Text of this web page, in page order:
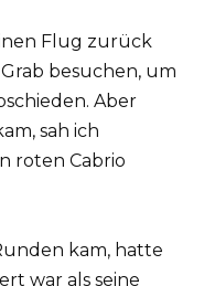
Flug zurück
besuchen, um
Aber
sah ich
roten Cabrio
kam, hatte
war als seine